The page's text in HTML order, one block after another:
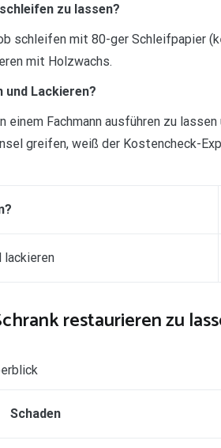
zu lassen?
schleifen mit 80-ger Schleifpapier
mit Holzwachs.
Lackieren?
Fachmann ausführen zu
greifen, weiß der Kostencheck-
restaurieren zu
Schaden